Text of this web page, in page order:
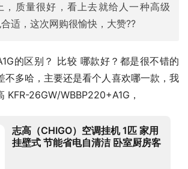
，质量很好，看上去就给人一种高级
适，这次网购很愉快，大赞??
的区别？ 比较 哪款好？都是很不错的
不多哈，主要还是看个人喜欢哪一款，我
KFR-26GW/WBBP220+A1G，
志高（CHIGO）空调挂机 1匹 家用
挂壁式 节能省电自清洁 卧室厨房客